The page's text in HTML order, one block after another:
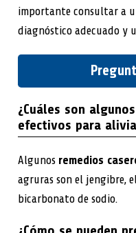
importante consultar a
diagnóstico adecuado y
¿Cuáles son
efectivos para
Algunos remedios
agruras son el jengibre,
bicarbonato de sodio.